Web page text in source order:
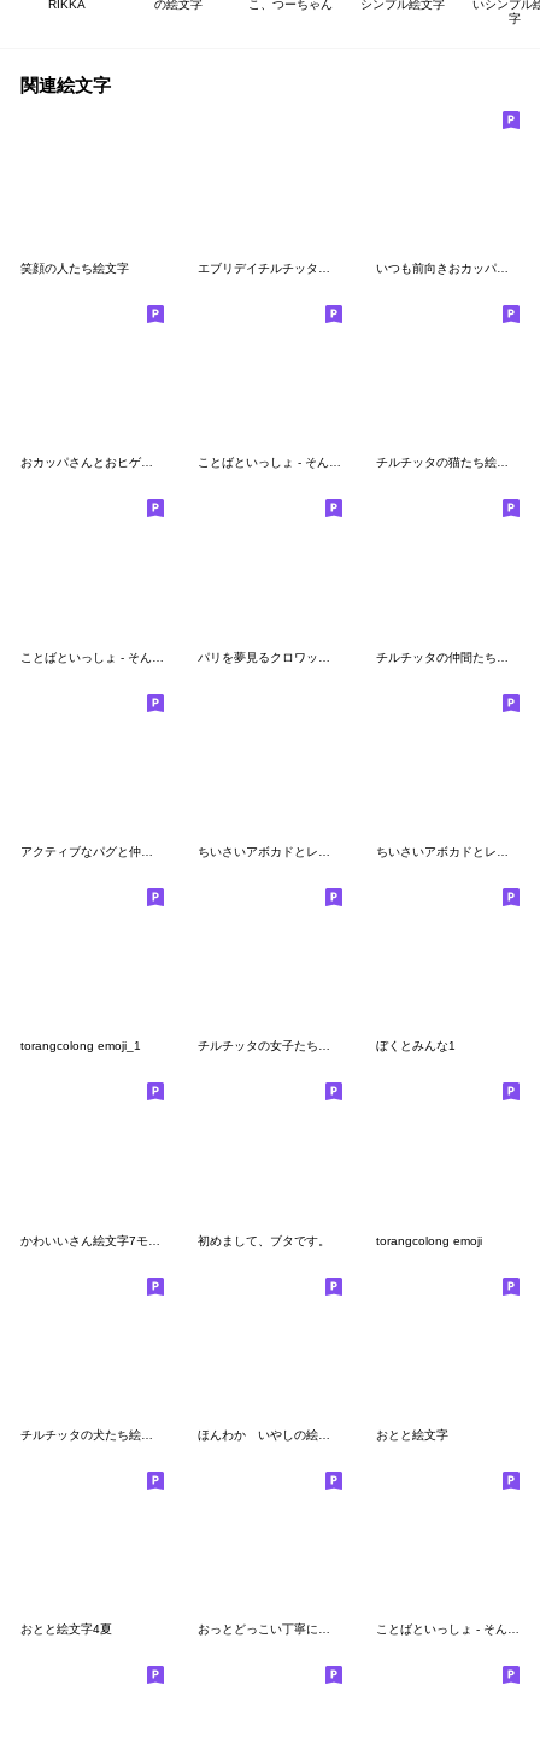
RIKKA
の絵文字
こ、つーちゃん
シンプル絵文字
いシンプル
字
関連絵文字
笑顔の人たち絵文字 いつも前向きおカッパさんの絵文字
おカッパさんとおヒゲさんの絵文字 ことばといっしょ - そんみん４ チルチッタの猫たち絵文字
torangcolong emoji_1 チルチッタの女子たち絵文字 ぼくとみんな1
初めまして、ブタです。 torangcolong emoji
おとと絵文字
おとと絵文字4夏 おっとどっこい丁寧にお断り絵文字 ことばといっしょ - そんみん11